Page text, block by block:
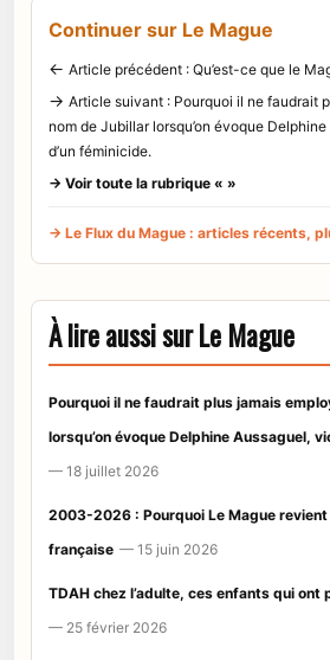
Continuer sur Le Mague
← Article précédent : Qu’est-ce que le
→ Article suivant : Pourquoi il ne faudrait
nom de Jubillar lorsqu’on évoque
d’un féminicide.
→ Voir toute la rubrique « »
→ Le Flux du Mague : articles récents,
À lire aussi sur Le Mague
Pourquoi il ne faudrait plus jamais
lorsqu’on évoque Delphine Aussaguel,
— 18 juillet 2026
2003-2026 : Pourquoi Le Mague
française — 15 juin 2026
TDAH chez l’adulte, ces enfants qui ont
— 25 février 2026